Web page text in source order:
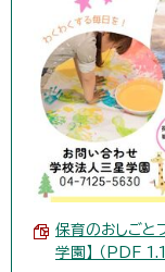
保育のおしごと
学園】 （PDF